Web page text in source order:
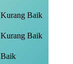
Kurang Baik
Kurang Baik
Baik